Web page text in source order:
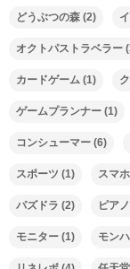
どうぶつの森 (2)
オクトパストラベラー
カードゲーム (1)
ゲームプランナー (1)
コンシューマー (6)
スポーツ (1) スマ
パズドラ (2) ピアノ
モニター (1) モン